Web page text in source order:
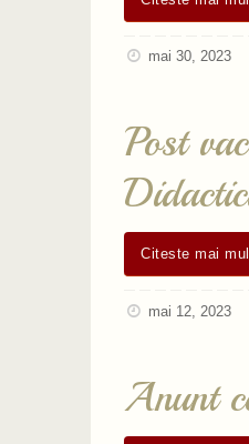
mai 30, 2023
Post
Citeste mai
mai 12, 2023
Anunt